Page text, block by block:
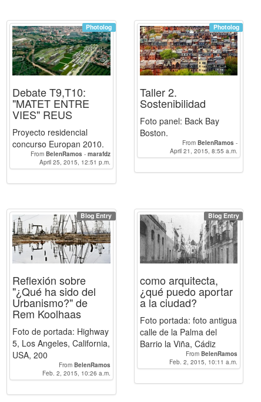
Photolog
Debate T9,T10:
"MATET ENTRE
VIES" REUS
Proyecto residencial
concurso Europan 2010.
From BelenRamos - marafdz
April 25, 2015, 12:51 p.m.
Photolog
Taller 2.
Sostenibilidad
Foto panel: Back Bay
Boston.
From BelenRamos -
carmenguequi marafdz
susanaherrero-elenamg
April 21, 2015, 8:55 a.m.
Blog Entry
Reflexión sobre
"¿Qué ha sido del
Urbanismo?" de
Rem Koolhaas
Foto de portada: Highway
5, Los Angeles, California,
USA, 200
From BelenRamos
Feb. 2, 2015, 10:26 a.m.
Blog Entry
como arquitecta,
¿qué puedo aportar
a la ciudad?
Foto portada: foto antigua
calle de la Palma del
Barrio la Viña, Cádiz
From BelenRamos
Feb. 2, 2015, 10:11 a.m.